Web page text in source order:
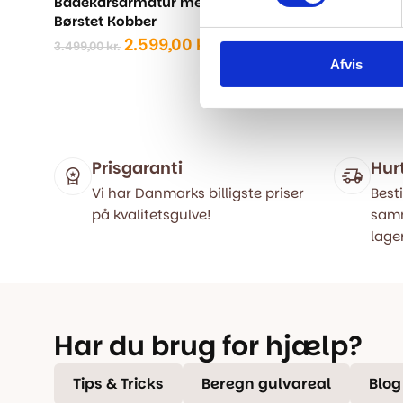
Afvis
Børstet Kobber
3.499,00kr. Den
2.599,00 kr.
Den
pris
2.999,00kr.
Prisgaranti
Vi har Danmarks billigste priser
på kvalitetsgulve!
Har du brug for hjælp?
Tips & Tricks Beregn gulvareal Blog